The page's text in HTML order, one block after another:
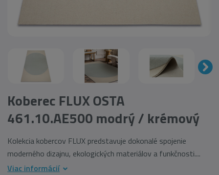
Koberec FLUX OSTA
461.10.AE500 modrý / krémový
Kolekcia kobercov FLUX predstavuje dokonalé spojenie
moderného dizajnu, ekologických materiálov a funkčnosti....
Viac informácií